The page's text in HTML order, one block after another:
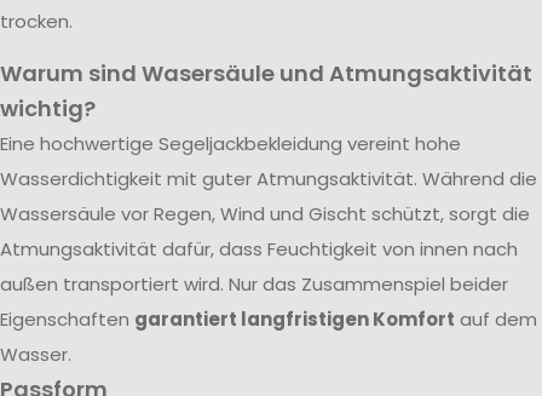
trocken.
Warum sind Wasersäule und Atmungsaktivität
wichtig?
Eine hochwertige Segeljackbekleidung vereint hohe
Wasserdichtigkeit mit guter Atmungsaktivität. Während die
Wassersäule vor Regen, Wind und Gischt schützt, sorgt die
Atmungsaktivität dafür, dass Feuchtigkeit von innen nach
außen transportiert wird. Nur das Zusammenspiel beider
Eigenschaften garantiert langfristigen Komfort auf dem
Wasser.
Passform